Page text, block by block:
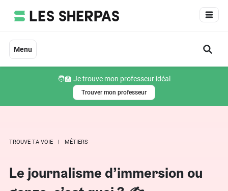
Menu
🧑‍🏫 Je trouve mon professeur idéal
Trouver mon professeur
TROUVE TA VOIE MÉTIERS
Le journalisme d’immersion ou